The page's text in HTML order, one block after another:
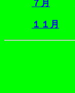
７月
１１月